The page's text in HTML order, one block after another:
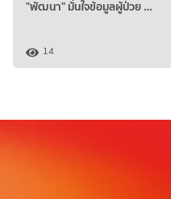
"พัฒนา" มั่นใจข้อมูลผู้ป่วย …
14